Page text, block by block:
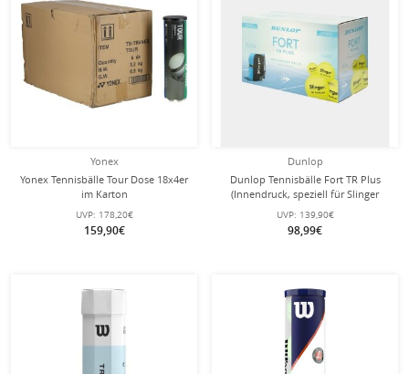
Yonex
Yonex Tennisbälle Tour Dose 18x4er
im Karton
UVP: 178,20€
159,90€
Dunlop
Dunlop Tennisbälle Fort TR Plus
(Innendruck, speziell für Slinger
Ballmaschine) gelb 18x4er Karton
UVP: 139,90€
98,99€